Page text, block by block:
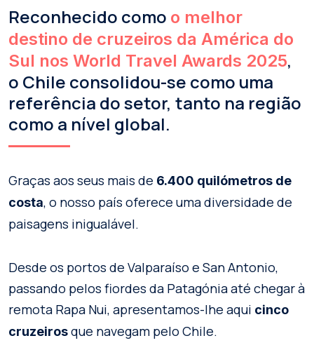
Reconhecido como o melhor
destino de cruzeiros da América do
Sul nos World Travel Awards 2025,
o Chile consolidou-se como uma
referência do setor, tanto na região
como a nível global.
Graças aos seus mais de 6.400 quilómetros de
costa, o nosso país oferece uma diversidade de
paisagens inigualável.
Desde os portos de Valparaíso e San Antonio,
passando pelos fiordes da Patagónia até chegar à
remota Rapa Nui, apresentamos-lhe aqui cinco
cruzeirosque navegam pelo Chile.